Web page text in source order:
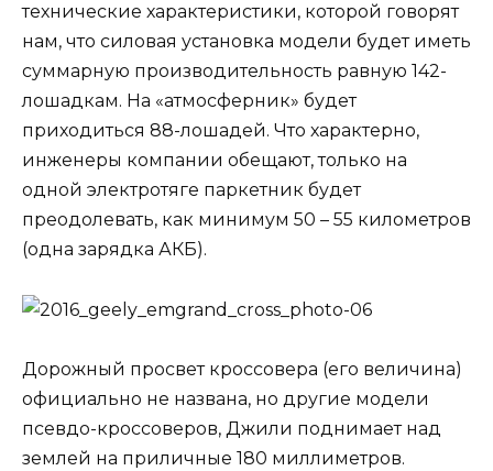
технические характеристики, которой говорят
нам, что силовая установка модели будет иметь
суммарную производительность равную 142-
лошадкам. На «атмосферник» будет
приходиться 88-лошадей. Что характерно,
инженеры компании обещают, только на
одной электротяге паркетник будет
преодолевать, как минимум 50 – 55 километров
(одна зарядка АКБ).
Дорожный просвет кроссовера (его величина)
официально не названа, но другие модели
псевдо-кроссоверов, Джили поднимает над
землей на приличные 180 миллиметров.